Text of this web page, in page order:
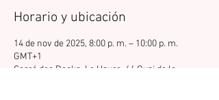
Horario y ubicación
14 de nov de 2025, 8:00 p. m. – 10:00 p. m.
GMT+1
Carré des Docks, Le Havre, 64 Quai de la